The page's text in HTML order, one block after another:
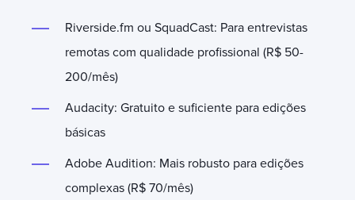
Riverside.fm ou SquadCast: Para entrevistas
remotas com qualidade profissional (R$ 50-
200/mês)
Audacity: Gratuito e suficiente para edições
básicas
Adobe Audition: Mais robusto para edições
complexas (R$ 70/mês)